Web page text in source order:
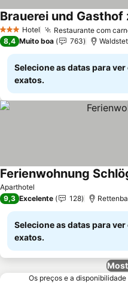
3 EstrelasHotel Restaurante com
Brauerei und Gasthof
8,4 Muito boa 763
Selecione as datas para
exatos.
Aparthotel
Ferienwohnung
9,3 Excelente 128
Selecione as datas para
exatos.
Os preços e a